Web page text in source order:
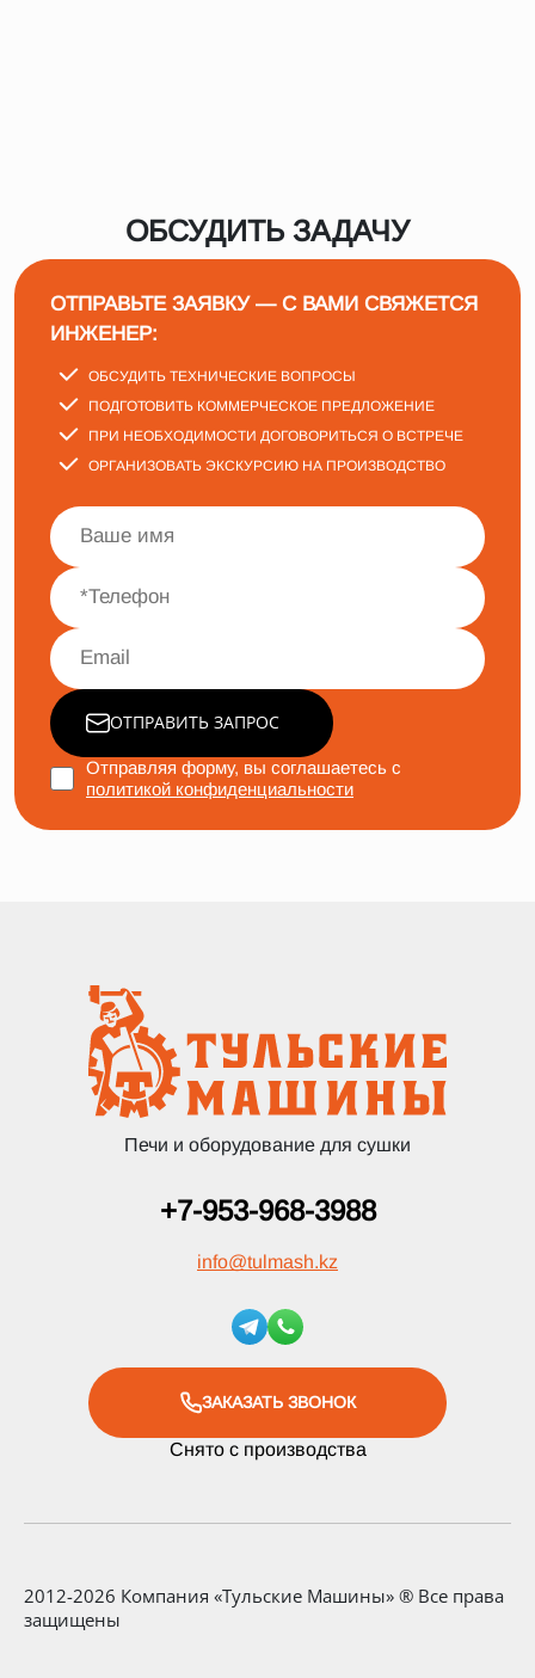
ОБСУДИТЬ ЗАДАЧУ
ОТПРАВЬТЕ ЗАЯВКУ — С ВАМИ СВЯЖЕТСЯ
ИНЖЕНЕР:
ОБСУДИТЬ ТЕХНИЧЕСКИЕ ВОПРОСЫ
ПОДГОТОВИТЬ КОММЕРЧЕСКОЕ ПРЕДЛОЖЕНИЕ
ПРИ НЕОБХОДИМОСТИ ДОГОВОРИТЬСЯ О ВСТРЕЧЕ
ОРГАНИЗОВАТЬ ЭКСКУРСИЮ НА ПРОИЗВОДСТВО
ОТПРАВИТЬ ЗАПРОС
Отправляя форму, вы соглашаетесь с
политикой конфиденциальности
Печи и оборудование для сушки
+7-953-968-3988
info@tulmash.kz
ЗАКАЗАТЬ ЗВОНОК
Снято с производства
2012-2026 Компания «Тульские Машины» ® Все права
защищены